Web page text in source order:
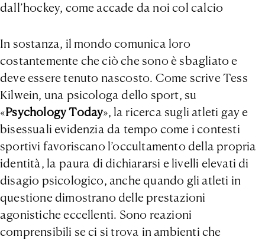
dall’hockey, come accade da noi col calcio
In sostanza, il mondo comunica loro
costantemente che ciò che sono è sbagliato e
deve essere tenuto nascosto. Come scrive Tess
Kilwein, una psicologa dello sport, su
«Psychology Today», la ricerca sugli atleti gay e
bisessuali evidenzia da tempo come i contesti
sportivi favoriscano l’occultamento della propria
identità, la paura di dichiararsi e livelli elevati di
disagio psicologico, anche quando gli atleti in
questione dimostrano delle prestazioni
agonistiche eccellenti. Sono reazioni
comprensibili se ci si trova in ambienti che